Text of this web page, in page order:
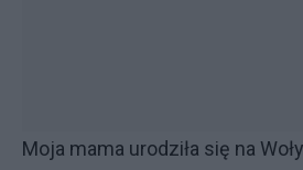
Moja mama urodziła się na